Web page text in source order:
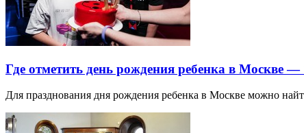
Где отметить день рождения ребенка в Москве
Для празднования дня рождения ребенка в Москве можно